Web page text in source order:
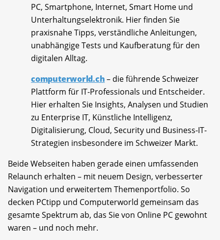
PC, Smartphone, Internet, Smart Home und
Unterhaltungselektronik. Hier finden Sie
praxisnahe Tipps, verständliche Anleitungen,
unabhängige Tests und Kaufberatung für den
digitalen Alltag.
computerworld.ch– die führende Schweizer
Plattform für IT-Professionals und Entscheider.
Hier erhalten Sie Insights, Analysen und Studien
zu Enterprise IT, Künstliche Intelligenz,
Digitalisierung, Cloud, Security und Business-IT-
Strategien insbesondere im Schweizer Markt.
Beide Webseiten haben gerade einen umfassenden
Relaunch erhalten – mit neuem Design, verbesserter
Navigation und erweitertem Themenportfolio. So
decken PCtipp und Computerworld gemeinsam das
gesamte Spektrum ab, das Sie von Online PC gewohnt
waren – und noch mehr.